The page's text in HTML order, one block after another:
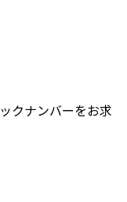
クナンバーをお求